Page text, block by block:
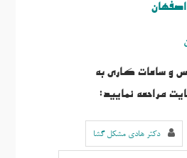
و ساعات کاری به
مراحعه نمایید:
دکتر هادی مشکل گشا